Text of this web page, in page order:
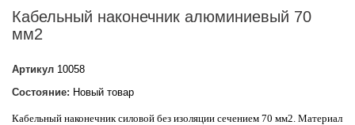
Кабельный наконечник алюминиевый 70
мм2
Артикул 10058
Состояние: Новый товар
Кабельный наконечник силовой без изоляции сечением 70 мм2. Материал